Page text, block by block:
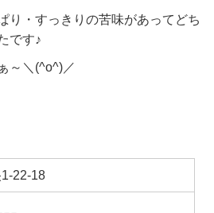
り・すっきりの苦味があってどち
です♪
～＼(^o^)／
22-18